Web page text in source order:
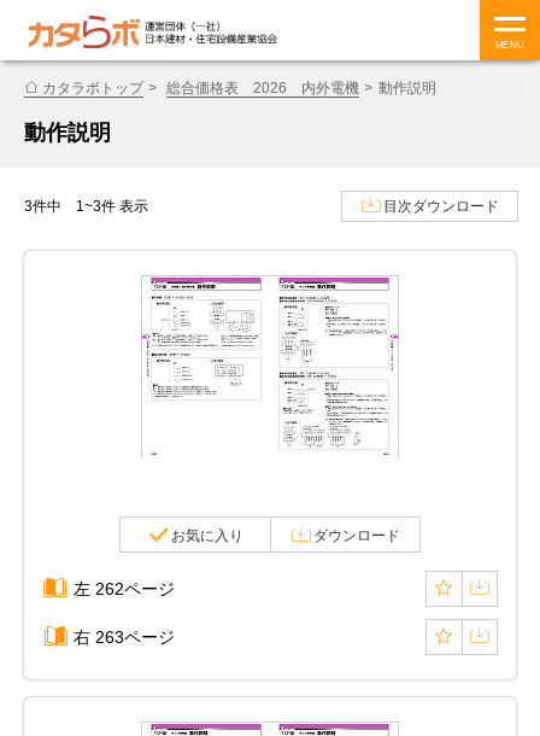
MENU
カタラボトップ 総合価格表 2026 内外電機 動作説明
動作説明
3件中 1~3件 表示 目次ダウンロード
お気に入り ダウンロード
左 262ページ
右 263ページ